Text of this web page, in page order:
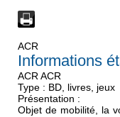
ACR
Informations
ACR ACR
Type : BD, livres, jeux
Présentation :
Objet de mobilité, la